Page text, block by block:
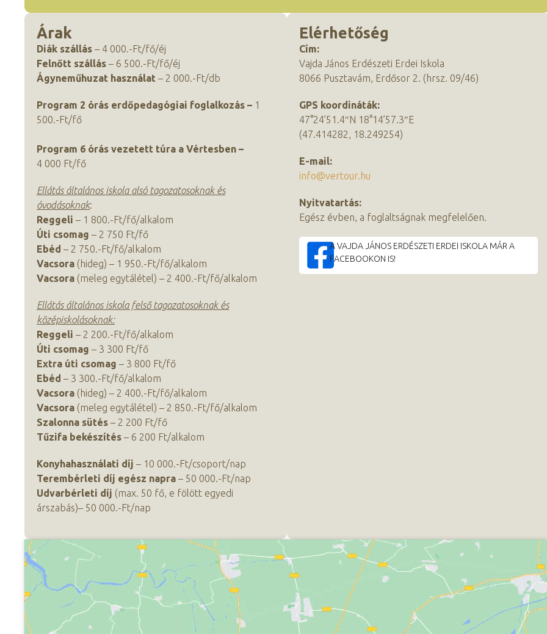
Árak
Diák szállás – 4 000.-Ft/fő/éj
Felnőtt szállás – 6 500.-Ft/fő/éj
Ágyneműhuzat használat – 2 000.-Ft/db
Program 2 órás erdőpedagógiai foglalkozás – 1
500.-Ft/fő
Program 6 órás vezetett túra a Vértesben –
4 000 Ft/fő
Ellátás általános iskola alsó tagozatosoknak és
óvodásoknak:
Reggeli – 1 800.-Ft/fő/alkalom
Úti csomag – 2 750 Ft/fő
Ebéd – 2 750.-Ft/fő/alkalom
Vacsora (hideg) – 1 950.-Ft/fő/alkalom
Vacsora (meleg egytálétel) – 2 400.-Ft/fő/alkalom
Ellátás általános iskola felső tagozatosoknak és
középiskolásoknak:
Reggeli – 2 200.-Ft/fő/alkalom
Úti csomag – 3 300 Ft/fő
Extra úti csomag – 3 800 Ft/fő
Ebéd – 3 300.-Ft/fő/alkalom
Vacsora (hideg) – 2 400.-Ft/fő/alkalom
Vacsora (meleg egytálétel) – 2 850.-Ft/fő/alkalom
Szalonna sütés – 2 200 Ft/fő
Tűzifa bekészítés – 6 200 Ft/alkalom
Konyhahasználati díj – 10 000.-Ft/csoport/nap
Terembérleti díj egész napra – 50 000.-Ft/nap
Udvarbérleti díj (max. 50 fő, e fölött egyedi
árszabás)– 50 000.-Ft/nap
Elérhetőség
Cím:
Vajda János Erdészeti Erdei Iskola
8066 Pusztavám, Erdősor 2. (hrsz. 09/46)
GPS koordináták:
47°24’51.4″N 18°14’57.3″E
(47.414282, 18.249254)
E-mail:
info@vertour.hu
Nyitvatartás:
Egész évben, a foglaltságnak megfelelően.
A VAJDA JÁNOS ERDÉSZETI ERDEI ISKOLA MÁR A
FACEBOOKON IS!